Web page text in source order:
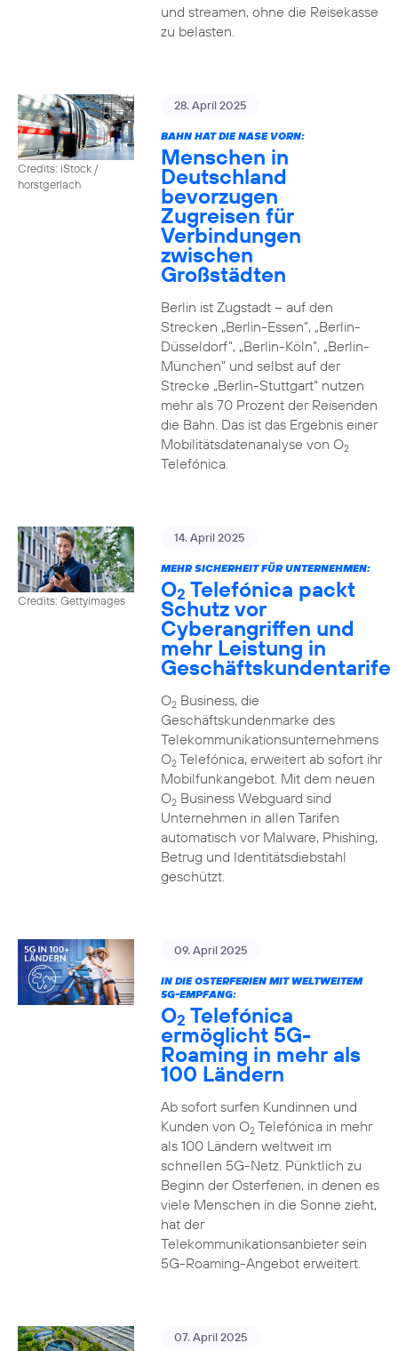
und streamen, ohne die Reisekasse
zu belasten.
Credits: iStock /
horstgerlach
28. April 2025
BAHN HAT DIE NASE VORN:
Menschen in
Deutschland
bevorzugen
Zugreisen für
Verbindungen
zwischen
Großstädten
Berlin ist Zugstadt – auf den
Strecken „Berlin-Essen”, „Berlin-
Düsseldorf”, „Berlin-Köln”, „Berlin-
München” und selbst auf der
Strecke „Berlin-Stuttgart“ nutzen
mehr als 70 Prozent der Reisenden
die Bahn. Das ist das Ergebnis einer
Mobilitätsdatenanalyse von O2
Telefónica.
Credits: Gettyimages
14. April 2025
MEHR SICHERHEIT FÜR UNTERNEHMEN:
O2 Telefónica packt
Schutz vor
Cyberangriffen und
mehr Leistung in
Geschäftskundentarife
O2Business, die
Geschäftskundenmarke des
Telekommunikationsunternehmens
O2Telefónica, erweitert ab sofort ihr
Mobilfunkangebot. Mit dem neuen
O2Business Webguard sind
Unternehmen in allen Tarifen
automatisch vor Malware, Phishing,
Betrug und Identitätsdiebstahl
geschützt.
09. April 2025
IN DIE OSTERFERIEN MIT WELTWEITEM
5G-EMPFANG:
O2 Telefónica
ermöglicht 5G-
Roaming in mehr als
100 Ländern
Ab sofort surfen Kundinnen und
Kunden von O2Telefónica in mehr
als 100 Ländern weltweit im
schnellen 5G-Netz. Pünktlich zu
Beginn der Osterferien, in denen es
viele Menschen in die Sonne zieht,
hat der
Telekommunikationsanbieter sein
5G-Roaming-Angebot erweitert.
07. April 2025